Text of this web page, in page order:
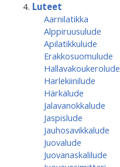
Luteet
Aarnilatikka
Alppiruusulude
Apilatikkulude
Erakkosuomulude
Hallavakoukerolude
Harlekiinilude
Härkälude
Jalavanokkalude
Jaspislude
Jauhosavikkalude
Juovalude
Juovanaskalilude